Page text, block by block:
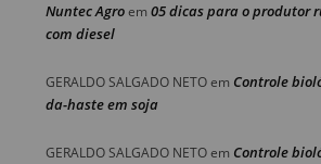
Nuntec Agroem 05 dicas para o produtor
com diesel
GERALDO SALGADO NETOem Controle
da-haste em soja
GERALDO SALGADO NETOem Controle